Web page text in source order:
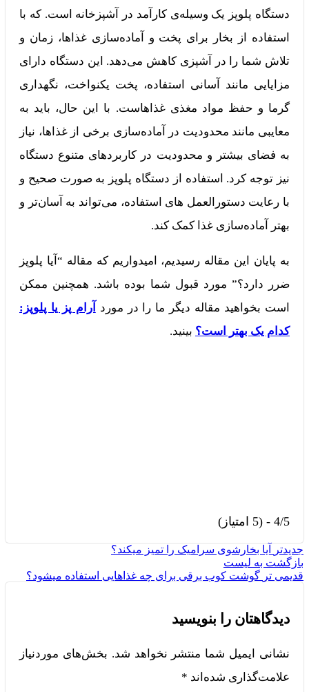
دستگاه پلوپز یک وسیله‌ی کارآمد در آشپزخانه است. که با
استفاده از بخار برای پخت و آماده‌سازی غذاها، زمان و
تلاش شما را در آشپزی کاهش می‌دهد. این دستگاه دارای
مزایایی مانند آسانی استفاده، پخت یکنواخت، نگهداری
گرما و حفظ مواد مغذی غذاهاست. با این حال، باید به
معایبی مانند محدودیت در آماده‌سازی برخی از غذاها، نیاز
به فضای بیشتر و محدودیت در کاربردهای متنوع دستگاه
نیز توجه کرد. استفاده از دستگاه پلوپز به صورت صحیح و
با رعایت دستورالعمل‌ های استفاده، می‌تواند به آسان‌تر و
بهتر آماده‌سازی غذا کمک کند.
به پایان این مقاله رسیدیم، امیدواریم که مقاله “آیا پلوپز
ضرر دارد؟” مورد قبول شما بوده باشد. همچنین ممکن
است بخواهید مقاله دیگر ما را در مورد
آرام پز یا پلوپز:
کدام یک بهتر است؟ بینید.
4/5 - (5 امتیاز)
جدیدتر
آیا بخارشوی سرامیک را تمیز میکند؟
بازگشت به لیست
قدیمی تر گوشت کوب برقی برای چه غذاهایی استفاده میشود؟
دیدگاهتان را بنویسید
نشانی ایمیل شما منتشر نخواهد شد. بخش‌های موردنیاز
علامت‌گذاری شده‌اند *